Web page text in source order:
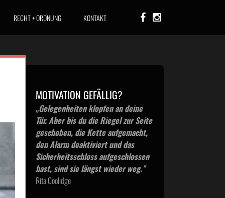
RECHT + ORDNUNG KONTAKT
MOTIVATION GEFÄLLIG?
„Gelegenheiten klopfen an deine
Tür. Aber bis du die Riegel zur Seite
geschoben, die Kette aufgemacht,
den Alarm deaktiviert und das
Sicherheitsschloss aufgeschlossen
hast, sind sie längst wieder weg.”
Rita Coolidge